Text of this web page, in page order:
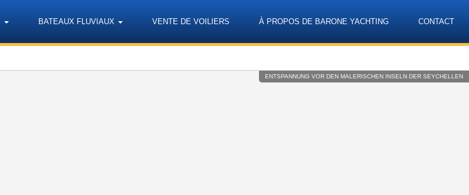
BATEAUX FLUVIAUX VENTE DE VOILIERS À PROPOS DE BARONE YACHTING CONTACT
ENTSPANNUNG VOR DEN MALERISCHEN INSELN DER SEYCHELLEN